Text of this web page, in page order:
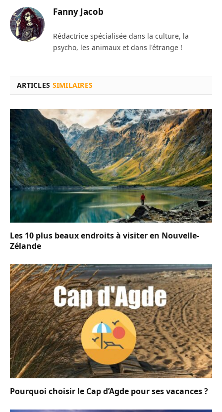
Fanny Jacob
Rédactrice spécialisée dans la culture, la
psycho, les animaux et dans l'étrange !
ARTICLES SIMILAIRES
Les 10 plus beaux endroits à visiter en Nouvelle-
Zélande
Pourquoi choisir le Cap d’Agde pour ses vacances ?